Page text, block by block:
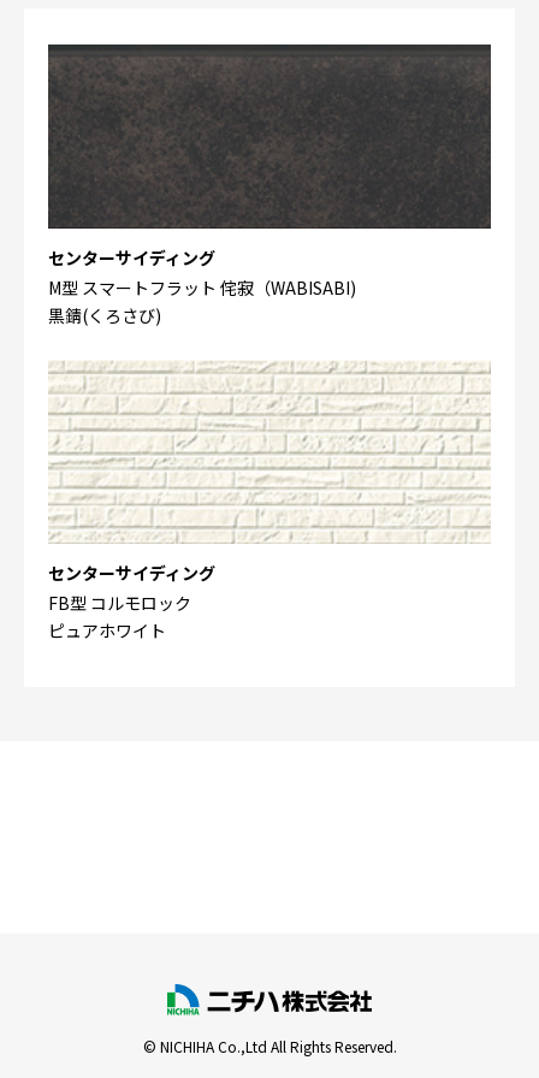
センターサイディング
M型 スマートフラット 侘寂（WABISABI)
黒錆(くろさび)
センターサイディング
FB型 コルモロック
ピュアホワイト
© NICHIHA Co.,Ltd All Rights Reserved.